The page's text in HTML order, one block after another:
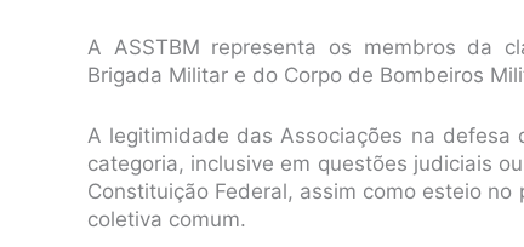
A ASSTBM representa os membros da
Brigada Militar e do Corpo de Bombeiros
A legitimidade das Associações na
categoria, inclusive em questões judiciais
Constituição Federal, assim como esteio
coletiva comum.